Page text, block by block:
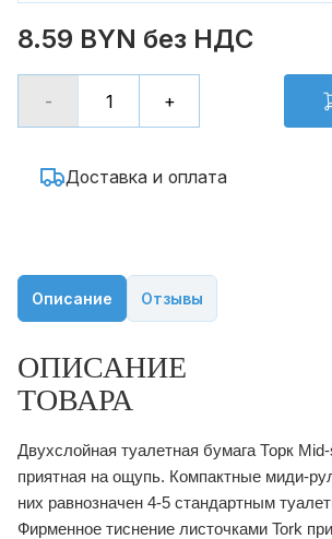
8.59 BYN без НДС
- +
Доставка и оплата
Описание Отзывы
ОПИСАНИЕ
ТОВАРА
Двухслойная туалетная бумага Торк
приятная на ощупь. Компактные миди-
них равнозначен 4-5 стандартным
Фирменное тиснение листочками Tork